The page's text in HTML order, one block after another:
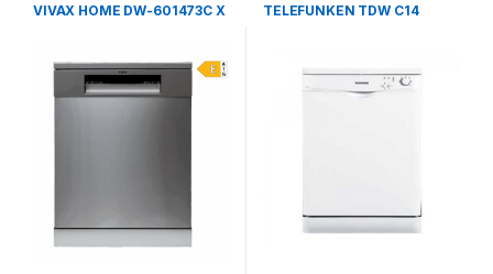
VIVAX HOME DW-601473C X TELEFUNKEN TDW C14